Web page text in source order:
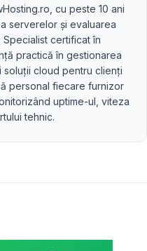
cu peste 10 ani
serverelor și evaluarea
certificat în
practică în gestionarea
cloud pentru clienți
personal fiecare furnizor
uptime-ul, viteza
tehnic.